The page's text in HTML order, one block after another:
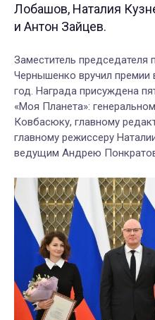
Лобашов, Наталия
и Антон Зайцев.
Заместитель председателя
Чернышенко вручил премии
год. Награда присуждена
«Моя Планета»:
Ковбасюку, главному
главному режиссеру
ведущим Андрею